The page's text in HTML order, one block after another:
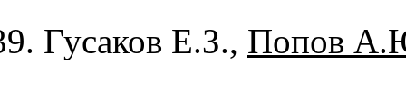
Гусаков Е.З., Попов